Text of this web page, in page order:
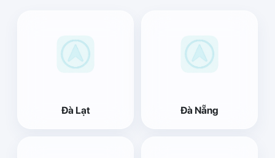
Đà Lạt Đà Nẵng